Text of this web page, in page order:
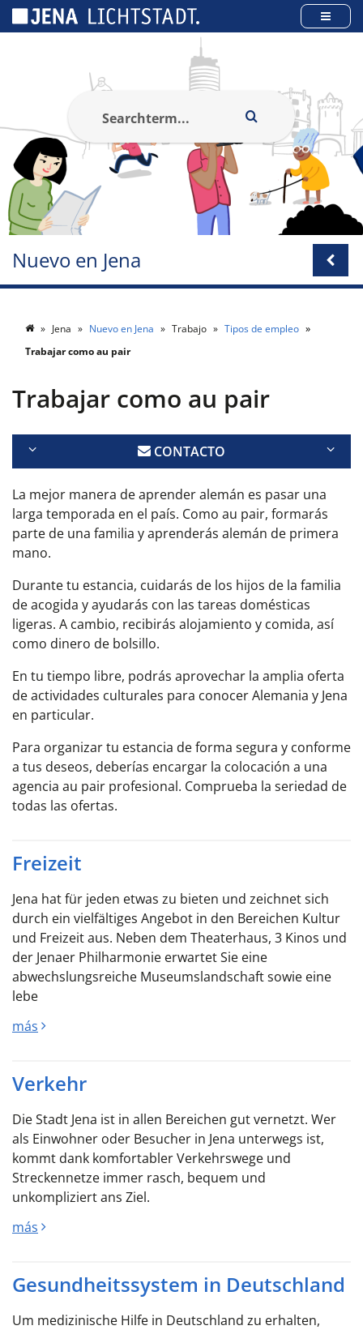
Nuevo en Jena
Jena Nuevo en Jena Trabajo
Tipos de empleo
Trabajar como au pair
Trabajar como au pair
CONTACTO
La mejor manera de aprender alemán es pasar una
larga temporada en el país. Como au pair, formarás
parte de una familia y aprenderás alemán de primera
mano.
Durante tu estancia, cuidarás de los hijos de la familia
de acogida y ayudarás con las tareas domésticas
ligeras. A cambio, recibirás alojamiento y comida, así
como dinero de bolsillo.
En tu tiempo libre, podrás aprovechar la amplia oferta
de actividades culturales para conocer Alemania y Jena
en particular.
Para organizar tu estancia de forma segura y conforme
a tus deseos, deberías encargar la colocación a una
agencia au pair profesional. Comprueba la seriedad de
todas las ofertas.
Freizeit
Jena hat für jeden etwas zu bieten und zeichnet sich
durch ein vielfältiges Angebot in den Bereichen Kultur
und Freizeit aus. Neben dem Theaterhaus, 3 Kinos und
der Jenaer Philharmonie erwartet Sie eine
abwechslungsreiche Museumslandschaft sowie eine
lebe
más
Verkehr
Die Stadt Jena ist in allen Bereichen gut vernetzt. Wer
als Einwohner oder Besucher in Jena unterwegs ist,
kommt dank komfortabler Verkehrswege und
Streckennetze immer rasch, bequem und
unkompliziert ans Ziel.
más
Gesundheitssystem in Deutschland
Um medizinische Hilfe in Deutschland zu erhalten,
Panel de gestión de cookies